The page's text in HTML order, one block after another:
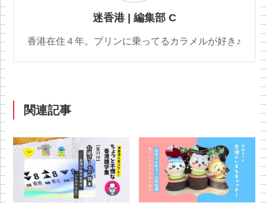
迷香港 | 編集部 C
香港在住４年。プリンに乗ってるカラメルが好き♪
関連記事